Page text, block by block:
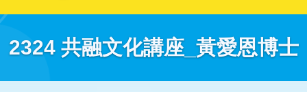
Main
navigation
2324 共融文化講座_黃愛恩博士